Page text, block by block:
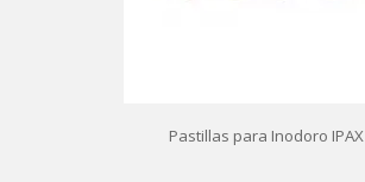
Pastillas para Inodoro IPAX